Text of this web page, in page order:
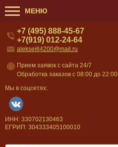
МЕНЮ
+7 (495) 888-45-67
+7(919) 012-24-64
aleksei64200@mail.ru
Прием заявок с сайта 24/7
Обработка заказов с 08:00 до 22:00
Мы в соцсетях:
ИНН: 330702130463
ЕГРИП: 304333405100010